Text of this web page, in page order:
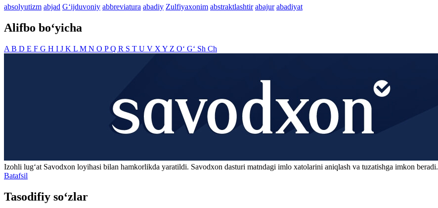
absolyutizm abjad G‘ijduvoniy abbreviatura abadiy Zulfiyaxonim abstraktlashtir abajur abadiyat
Alifbo bo‘yicha
A B D E F G H I J K L M N O PQ R S T U V X Y Z O‘ G‘ Sh Ch
Izohli lugʻat Savodxon loyihasi bilan hamkorlikda yaratildi. Savodxon dasturi matndagi imlo xatolarini aniqlash va tuzatishga imkon beradi.
Batafsil
Tasodifiy so‘zlar